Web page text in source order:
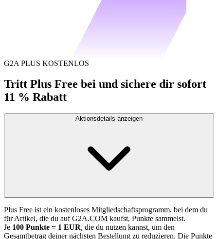
G2A PLUS KOSTENLOS
Tritt Plus Free bei und sichere dir sofort
11 % Rabatt
Aktionsdetails anzeigen
Plus Free ist ein kostenloses Mitgliedschaftsprogramm, bei dem du
für Artikel, die du auf G2A.COM kaufst, Punkte sammelst.
Je 100 Punkte = 1 EUR, die du nutzen kannst, um den
Gesamtbetrag deiner nächsten Bestellung zu reduzieren. Die Punkte